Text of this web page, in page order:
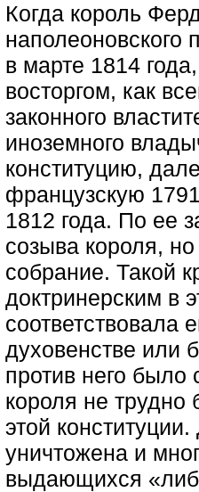
Когда король
наполеоновского
в марте 1814
восторгом, как
законного
иноземного
конституцию,
французскую
1812 года. По ее
созыва короля,
собрание. Такой
доктринерским в
соответствовала
духовенстве или
против него
короля не трудно
этой
уничтожена и
выдающихся